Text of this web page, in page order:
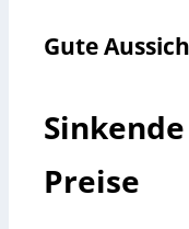
Gute
Preise